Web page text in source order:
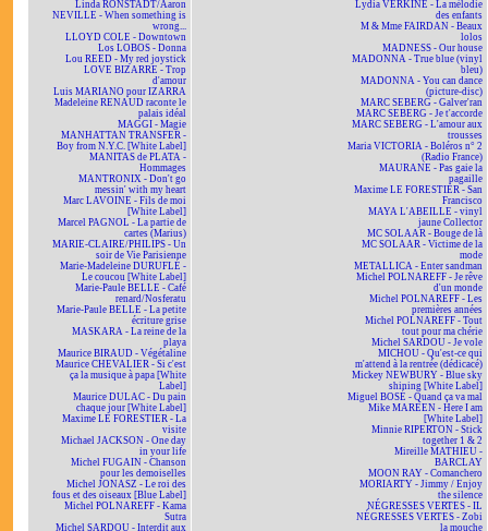
Linda RONSTADT/Aaron
NEVILLE - When something is
wrong...
LLOYD COLE - Downtown
Los LOBOS - Donna
Lou REED - My red joystick
LOVE BIZARRE - Trop
d'amour
Luis MARIANO pour IZARRA
Madeleine RENAUD raconte le
palais idéal
MAGGI - Magie
MANHATTAN TRANSFER -
Boy from N.Y.C. [White Label]
MANITAS de PLATA -
Hommages
MANTRONIX - Don't go
messin' with my heart
Marc LAVOINE - Fils de moi
[White Label]
Marcel PAGNOL - La partie de
cartes (Marius)
MARIE-CLAIRE/PHILIPS - Un
soir de Vie Parisienne
Marie-Madeleine DURUFLÉ -
Le coucou [White Label]
Marie-Paule BELLE - Café
renard/Nosferatu
Marie-Paule BELLE - La petite
écriture grise
MASKARA - La reine de la
playa
Maurice BIRAUD - Végétaline
Maurice CHEVALIER - Si c'est
ça la musique à papa [White
Label]
Maurice DULAC - Du pain
chaque jour [White Label]
Maxime LE FORESTIER - La
visite
Michael JACKSON - One day
in your life
Michel FUGAIN - Chanson
pour les demoiselles
Michel JONASZ - Le roi des
fous et des oiseaux [Blue Label]
Michel POLNAREFF - Kama
Sutra
Michel SARDOU - Interdit aux
Lydia VERKINE - La mélodie
des enfants
M & Mme FAIRDAN - Beaux
lolos
MADNESS - Our house
MADONNA - True blue (vinyl
bleu)
MADONNA - You can dance
(picture-disc)
MARC SEBERG - Galver'ran
MARC SEBERG - Je t'accorde
MARC SEBERG - L'amour aux
trousses
Maria VICTORIA - Boléros n° 2
(Radio France)
MAURANE - Pas gaie la
pagaille
Maxime LE FORESTIER - San
Francisco
MAYA L'ABEILLE - vinyl
jaune Collector
MC SOLAAR - Bouge de là
MC SOLAAR - Victime de la
mode
METALLICA - Enter sandman
Michel POLNAREFF - Je rêve
d'un monde
Michel POLNAREFF - Les
premières années
Michel POLNAREFF - Tout
tout pour ma chérie
Michel SARDOU - Je vole
MICHOU - Qu'est-ce qui
m'attend à la rentrée (dédicacé)
Mickey NEWBURY - Blue sky
shining [White Label]
Miguel BOSÉ - Quand ça va mal
Mike MAREEN - Here I am
[White Label]
Minnie RIPERTON - Stick
together 1 & 2
Mireille MATHIEU -
BARCLAY
MOON RAY - Comanchero
MORIARTY - Jimmy / Enjoy
the silence
NÉGRESSES VERTES - IL
NÉGRESSES VERTES - Zobi
la mouche